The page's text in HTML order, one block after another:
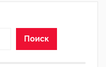
Поиск